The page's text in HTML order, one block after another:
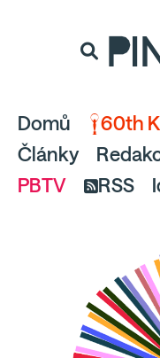
a
Domů 60th
Články
PBTV
RSS